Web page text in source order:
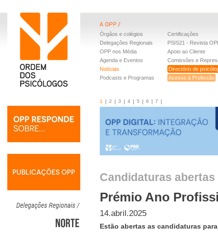
Órgãos e colégios
Delegações Regionais
OPP nos Média
Agenda e Eventos
Notícias
Podcasts e Programas
Certificações
PSIS21 - Revista
Apoio ao Cliente
Comissões e
Directório de
Acesso à Profissão
1 2 3 4 5 6 7
Candidaturas abertas
Prémio Ano
14.abril.2025
Estão abertas as candidaturas